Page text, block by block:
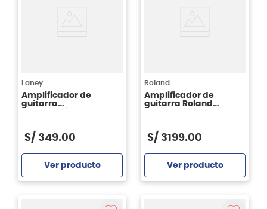
Laney
Amplificador de
guitarra
S/ 349.00
Ver producto
Roland
Amplificador de
guitarra Roland
S/ 3199.00
Ver producto